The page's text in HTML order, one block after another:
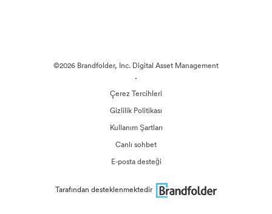
©2026 Brandfolder, Inc. Digital Asset Management
·
Çerez Tercihleri
Gizlilik Politikası
Kullanım Şartları
Canlı sohbet
E-posta desteği
Tarafından desteklenmektedir